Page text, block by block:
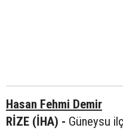
Hasan Fehmi Demir
RİZE (İHA) - Güneysu